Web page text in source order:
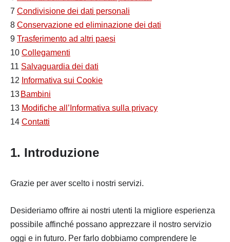
7 Condivisione dei dati personali
8 Conservazione ed eliminazione dei dati
9 Trasferimento ad altri paesi
10 Collegamenti
11 Salvaguardia dei dati
12 Informativa sui Cookie
13 Bambini
13 Modifiche all’Informativa sulla privacy
14 Contatti
1. Introduzione
Grazie per aver scelto i nostri servizi.
Desideriamo offrire ai nostri utenti la migliore esperienza
possibile affinché possano apprezzare il nostro servizio
oggi e in futuro. Per farlo dobbiamo comprendere le